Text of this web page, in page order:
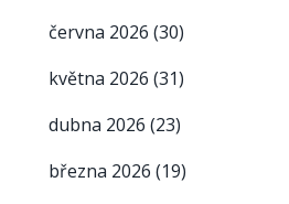
června 2026 (30)
května 2026 (31)
dubna 2026 (23)
března 2026 (19)